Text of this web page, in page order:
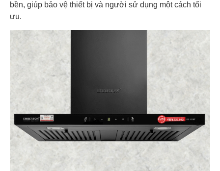
bền, giúp bảo vệ thiết bị và người sử dụng một cách tối
ưu.